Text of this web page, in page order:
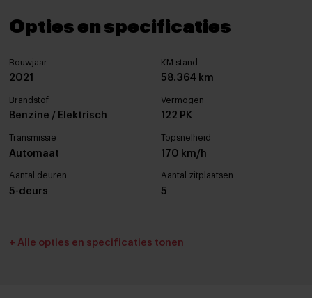
Opties en specificaties
Bouwjaar
2021
KM stand
58.364 km
Brandstof
Benzine / Elektrisch
Vermogen
122 PK
Transmissie
Automaat
Topsnelheid
170 km/h
Aantal deuren
5-deurs
Aantal zitplaatsen
5
Interieurkleur Bekleding
+ Alle opties en specificaties tonen